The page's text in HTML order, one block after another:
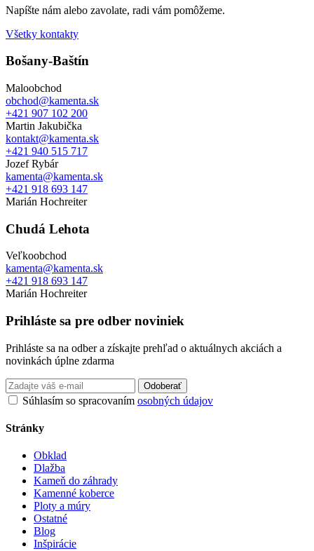
Napíšte nám alebo zavolate, radi vám pomôžeme.
Všetky kontakty
Bošany-Baštín
Maloobchod
obchod@kamenta.sk
+421 907 102 200
Martin Jakubička
kontakt@kamenta.sk
+421 940 515 717
Jozef Rybár
kamenta@kamenta.sk
+421 918 693 147
Marián Hochreiter
Chudá Lehota
Veľkoobchod
kamenta@kamenta.sk
+421 918 693 147
Marián Hochreiter
Prihláste sa pre odber noviniek
Prihláste sa na odber a získajte prehľad o aktuálnych akciách a
novinkách úplne zdarma
Odoberať
Súhlasím so spracovaním osobných údajov
Stránky
Obklad
Dlažba
Kameň do záhrady
Kamenné koberce
Ploty a múry
Ostatné
Blog
Inšpirácie